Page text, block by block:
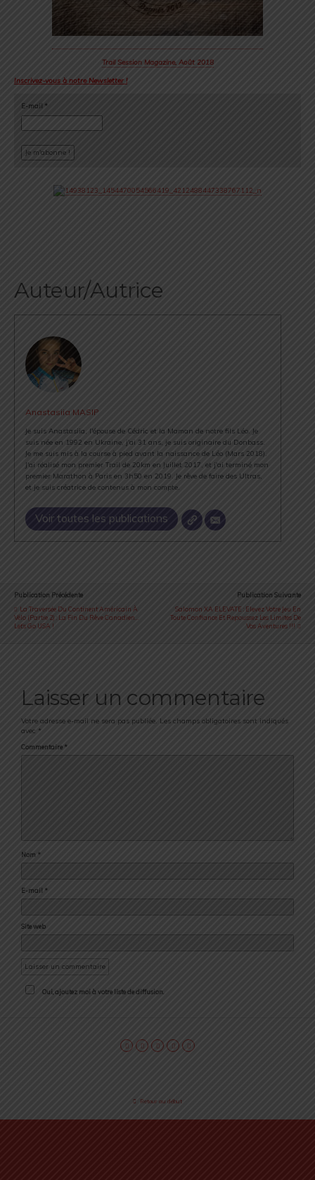
Trail Session Magazine, Août 2018
Inscrivez-vous à notre Newsletter !
E-mail *
Auteur/Autrice
Anastasiia MASIP
Je suis Anastasiia, l'épouse de Cédric et la Maman de notre fils Léo. Je
suis née en 1992 en Ukraine, j'ai 31 ans, je suis originaire du Donbass.
Je me suis mis à la course à pied avant la naissance de Léo (Mars 2018).
J'ai réalisé mon premier Trail de 20km en Juillet 2017, et j'ai terminé mon
premier Marathon à Paris en 3h50 en 2019. Je rêve de faire des Ultras,
et je suis créatrice de contenus à mon compte.
Voir toutes les publications
Publication Précédente
La Traversée Du Continent Américain À
Vélo (partie 2) : La Fin Du Rêve Canadien…
Let’s Go USA !
Publication Suivante
Salomon XA ELEVATE : Elevez Votre Jeu En
Toute Confiance Et Repoussez Les Limites De
Vos Aventures !!!
Laisser un commentaire
Votre adresse e-mail ne sera pas publiée. Les champs obligatoires sont indiqués
avec *
Commentaire *
Nom *
E-mail *
Site web
Oui, ajoutez moi à votre liste de diffusion.
Retour au début